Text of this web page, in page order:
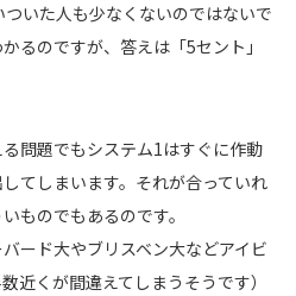
いた人も少なくないのではないで
るのですが、答えは「5セント」
問題でもシステム1はすぐに作動
てしまいます。それが合っていれ
ものでもあるのです。
ード大やブリスベン大などアイビ
近くが間違えてしまうそうです）